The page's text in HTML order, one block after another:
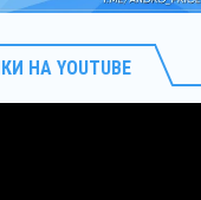
НА YOUTUBE